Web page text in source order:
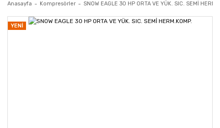
Anasayfa Kompresörler SNOW EAGLE 30 HP ORTA VE YÜK. SIC. SEMİ
YENİ